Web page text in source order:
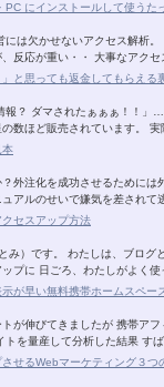
PC にインストールして使うた
には欠かせないアクセス解析
反応が重い・・ 大事なアクセ
と思っても返金してもらえる
報？ ダマされたぁぁぁ！！
数ほど販売されています。
本
外注化を成功させるために
アルのせいで嫌気を差され
セスアップ方法
み）です。 わたしは、ブログ
プに 日ごろ、わたしがよく
が早い無料携帯ホームスペー
が伸びてきましたが 携帯ア
トを量産して分析した結果 す
せるWebマーケティング３つ